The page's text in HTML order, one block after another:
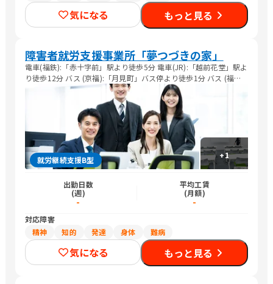
気になる もっと見る
障害者就労支援事業所「夢つづきの家」
電車(福鉄):「赤十字前」駅より徒歩5分 電車(JR):「越前花堂」駅よ
り徒歩12分 バス (京福):「月見町」バス停より徒歩1分 バス (福鉄):
「月見町」バス停より徒歩1分 車 :JR福井駅より車で5分
+1
就労継続支援B型
出勤日数
(週)
-
平均工賃
(月額)
-
対応障害
精神
知的 発達 身体 難病
気になる もっと見る